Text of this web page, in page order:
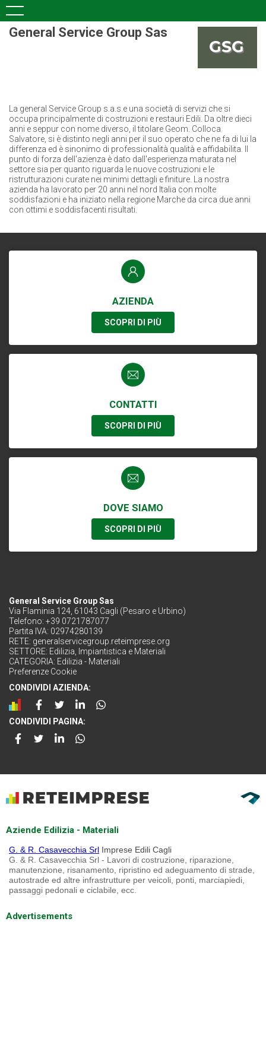
General Service Group Sas
La general Service Group s.a.s.e una società di servizi che si
occupa principalmente di costruzioni e restauri Edili. Da oltre dieci
anni e seppur con nome diverso, il titolare Geom. Colloca
Salvatore, si è distinto negli anni per il suo operato che ne fa di lui la
differenza ed è sinonimo di professionalità qualità e affidabilita. Il
punto di forza dell'azienza è dato dall'esperienza maturata nel
settore sia per quanto riguarda le nuove costruzioni e le
ristrutturazioni curate nei minimi dettagli e finiture. La nostra
azienda ha lavorato per 20 anni nel nord Italia con molte
soddisfazioni e ha iniziato nella regione Marche da circa due anni
con ottimi e soddisfacenti risultati.
AZIENDA
SCOPRI DI PIÙ
CONTATTI
SCOPRI DI PIÙ
DOVE SIAMO
SCOPRI DI PIÙ
General Service Group Sas
Via Flaminia 124, 61043 Cagli (Pesaro e Urbino)
Telefono: +39 0721787077
Partita IVA: 02974280139
RETE: generalservicegroup.reteimprese.org
SETTORE: Edilizia, Impiantistica e Materiali
CATEGORIA: Edilizia - Materiali
Preferenze Cookie
CONDIVIDI AZIENDA:
CONDIVIDI PAGINA:
Aziende Edilizia - Materiali
G. & R. Casavecchia Srl Imprese Edili Cagli
G. & R. Casavecchia Srl - Lavori di costruzione, riparazione,
manutenzione, risanamento, ripristino ed adeguamento di strade,
autostrade ed altre infrastrutture per veicoli, ponti, marciapiedi,
passaggi pedonali e ciclabile, ecc.
Advertisements